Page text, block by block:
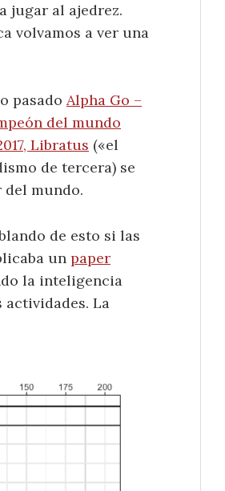
jugar al ajedrez.
volvamos a ver una
pasado Alpha Go –
del mundo
Libratus («el
de tercera) se
del mundo.
de esto si las
un paper
la inteligencia
La